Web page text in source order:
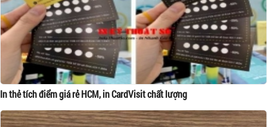
In thẻ tích điểm giá rẻ HCM, in CardVisit chất lượng